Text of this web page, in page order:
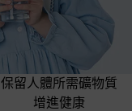
保留人體所需礦物質
增進健康